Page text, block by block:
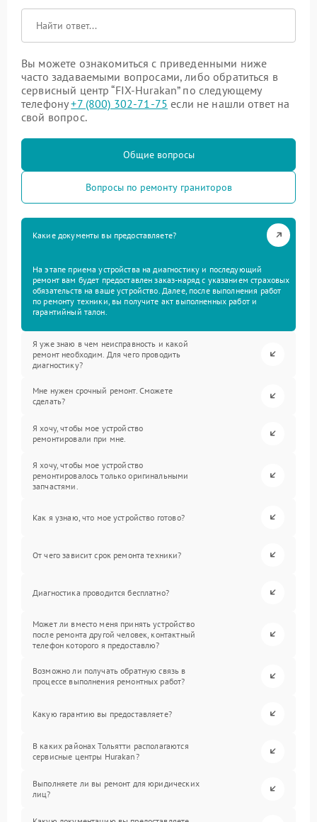
Вы можете ознакомиться с приведенными ниже
часто задаваемыми вопросами, либо обратиться в
сервисный центр “FIX-Hurakan” по следующему
телефону+7 (800) 302-71-75 если не нашли ответ на
свой вопрос.
Общие вопросы
Вопросы по ремонту граниторов
Какие документы вы предоставляете?
На этапе приема устройства на диагностику и последующий
ремонт вам будет предоставлен заказ-наряд с указанием страховых
обязательств на ваше устройство. Далее, после выполнения работ
по ремонту техники, вы получите акт выполненных работ и
гарантийный талон.
Я уже знаю в чем неисправность и какой
ремонт необходим. Для чего проводить
диагностику?
Мне нужен срочный ремонт. Сможете
сделать?
Я хочу, чтобы мое устройство
ремонтировали при мне.
Я хочу, чтобы мое устройство
ремонтировалось только оригинальными
запчастями.
Как я узнаю, что мое устройство готово?
От чего зависит срок ремонта техники?
Диагностика проводится бесплатно?
Может ли вместо меня принять устройство
после ремонта другой человек, контактный
телефон которого я предоставлю?
Возможно ли получать обратную связь в
процессе выполнения ремонтных работ?
Какую гарантию вы предоставляете?
В каких районах Тольятти располагаются
сервисные центры Hurakan?
Выполняете ли вы ремонт для юридических
лиц?